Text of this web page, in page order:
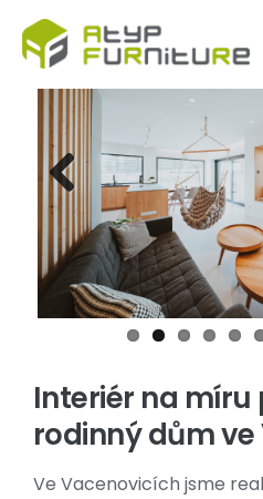
content
Previ
ous
Interiér na
rodinný dům
Ve Vacenovicích jsme